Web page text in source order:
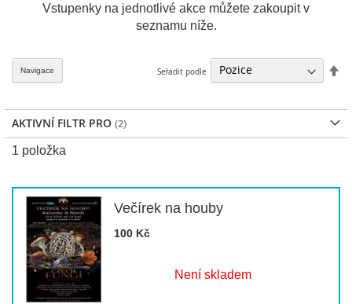
Vstupenky na jednotlivé akce můžete zakoupit v
seznamu níže.
1 položka
Seřadit podle
Večírek na houby
100 Kč
Není skladem
Navigace
AKTIVNÍ FILTR PRO